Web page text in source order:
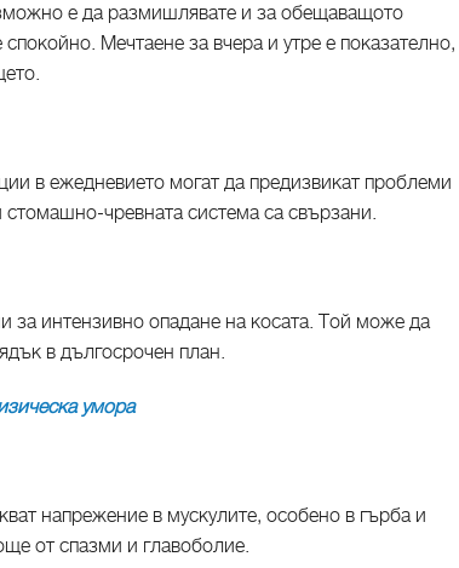
е да размишлявате и за обещаващото
Мечтаене за вчера и утре е показателно,
в ежедневието могат да предизвикат проблеми
чревната система са свързани.
за интензивно опадане на косата. Той може да
в дългосрочен план.
умора
напрежение в мускулите, особено в гърба и
от спазми и главоболие.